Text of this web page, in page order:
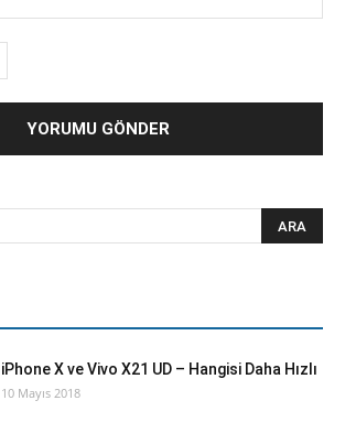
iPhone X ve Vivo X21 UD – Hangisi Daha Hızlı
10 Mayıs 2018